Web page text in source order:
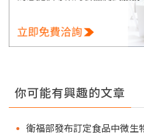
你可能有興趣的文章
衛福部發布訂定食品中微生